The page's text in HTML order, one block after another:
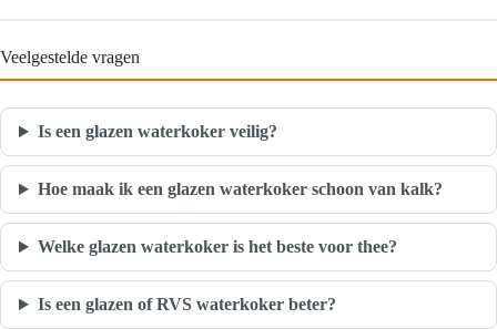
Veelgestelde vragen
Is een glazen waterkoker veilig?
Hoe maak ik een glazen waterkoker schoon van kalk?
Welke glazen waterkoker is het beste voor thee?
Is een glazen of RVS waterkoker beter?